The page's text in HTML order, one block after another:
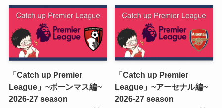
「Catch up Premier
League」~ボーンマス編~
2026-27 season
「Catch up Premier
League」~アーセナル編~
2026-27 season